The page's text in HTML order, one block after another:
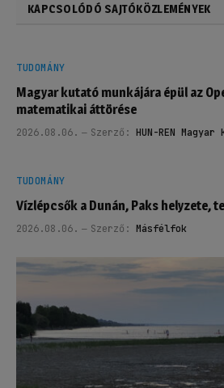
KAPCSOLÓDÓ SAJTÓKÖZLEMÉNYEK
TUDOMÁNY
Magyar kutató munkájára épül az
matematikai áttörése
2026.08.06. Szerző: HUN-REN
TUDOMÁNY
Vízlépcsők a Dunán, Paks helyzete,
2026.08.06. Szerző: Másfélfok